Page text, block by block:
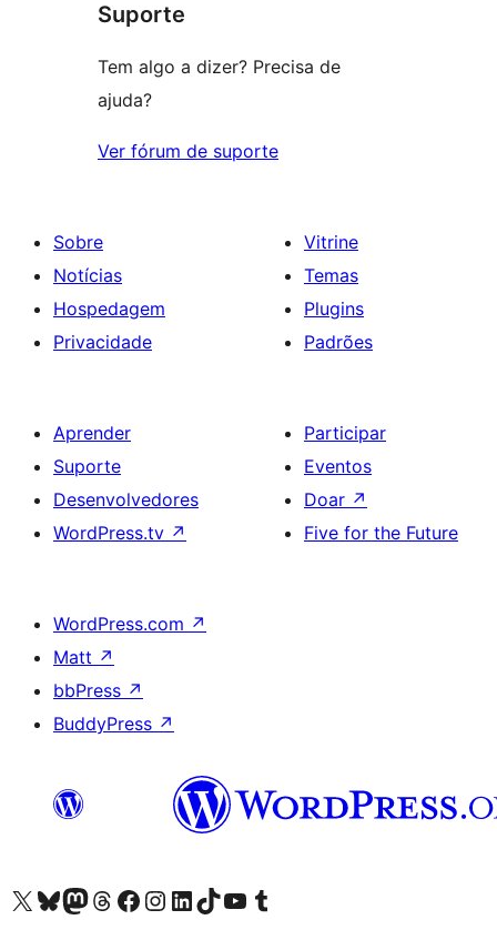
Suporte
Tem algo a dizer? Precisa de
ajuda?
Ver fórum de suporte
Sobre
Notícias
Hospedagem
Privacidade
Vitrine
Temas
Plugins
Padrões
Aprender
Suporte
Desenvolvedores
WordPress.tv ↗
Participar
Eventos
Doar ↗
Five for the Future
WordPress.com ↗
Matt ↗
bbPress ↗
BuddyPress ↗
Acessar nossa conta do X (antigo Twitter)
Acessar nossa conta do Bluesky
Acessar nossa conta do Mastodon
Acessar nossa conta do Threads
Acessar nossa página do Facebook
Acessar nossa conta do Instagram
Acessar nossa conta do LinkedIn
Acessar nossa conta do TikTok
Acessar nosso canal do YouTube
Acessar nossa conta no Tumblr